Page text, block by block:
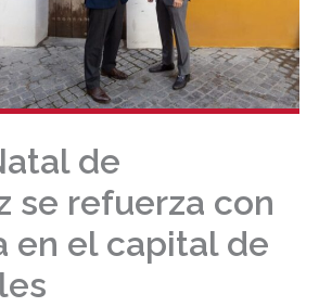
de
se refuerza con
en el capital de